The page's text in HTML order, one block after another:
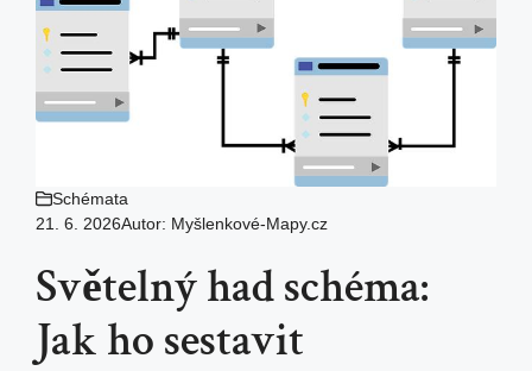
Schémata
21. 6. 2026Autor: Myšlenkové-Mapy.cz
Světelný had schéma:
Jak ho sestavit